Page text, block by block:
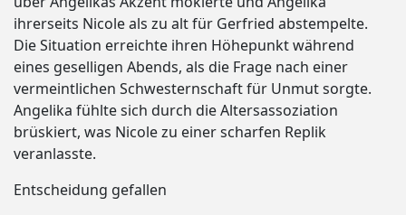
ihrerseits Nicole als zu alt für Gerfried abstempelte.
Die Situation erreichte ihren Höhepunkt während
eines geselligen Abends, als die Frage nach einer
vermeintlichen Schwesternschaft für Unmut sorgte.
Angelika fühlte sich durch die Altersassoziation
brüskiert, was Nicole zu einer scharfen Replik
veranlasste.
Entscheidung gefallen